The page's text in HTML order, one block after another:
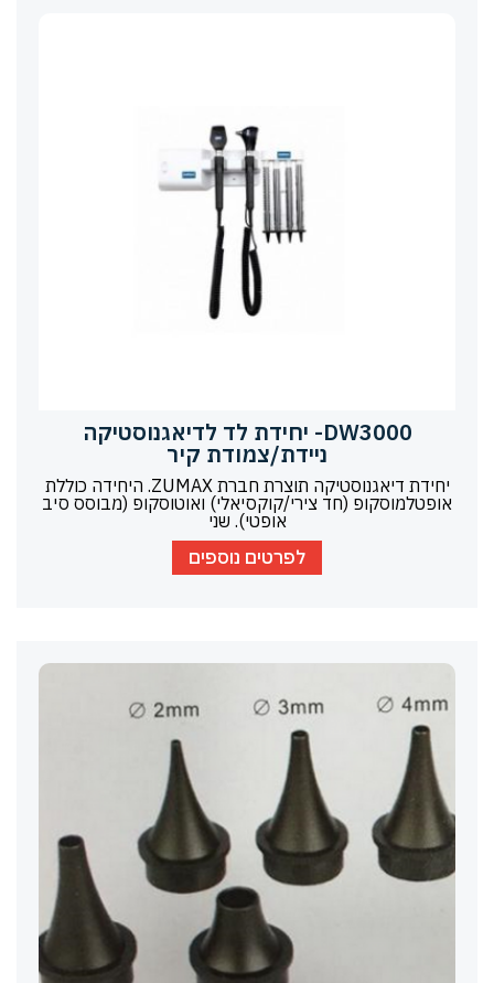
DW3000- יחידת לד לדיאגנוסטיקה
ניידת/צמודת קיר
יחידת דיאגנוסטיקה תוצרת חברת ZUMAX. היחידה כוללת
אופטלמוסקופ (חד צירי/קוקסיאלי) ואוטוסקופ (מבוסס סיב
אופטי). שני
לפרטים נוספים